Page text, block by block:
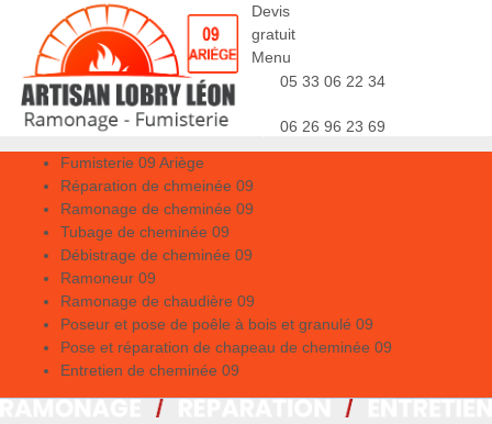
Devis
gratuit
Menu
05 33 06 22 34
06 26 96 23 69
Fumisterie 09 Ariège
Réparation de chmeinée 09
Ramonage de cheminée 09
Tubage de cheminée 09
Débistrage de cheminée 09
Ramoneur 09
Ramonage de chaudière 09
Poseur et pose de poêle à bois et granulé 09
Pose et réparation de chapeau de cheminée 09
Entretien de cheminée 09